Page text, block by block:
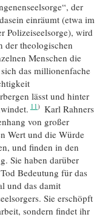
der
einräumt (etwa im
Polizeiseelsorge), wird
der theologischen
Menschen die
das millionenfache
lässt und hinter
11
Karl Rahners
von großer
Wert und die Würde
und finden in den
Sie haben darüber
Bedeutung für das
und das damit
Sie erschöpft
sondern findet ihr